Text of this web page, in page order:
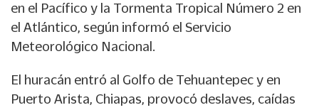
en el Pacífico y la Tormenta Tropical Número 2 en
el Atlántico, según informó el Servicio
Meteorológico Nacional.
El huracán entró al Golfo de Tehuantepec y en
Puerto Arista, Chiapas, provocó deslaves, caídas